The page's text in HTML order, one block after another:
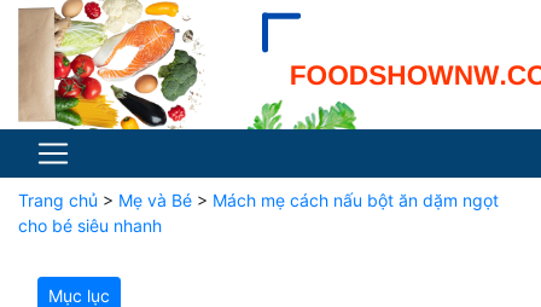
Trang chủ > Mẹ và Bé > Mách mẹ cách nấu bột ăn dặm ngọt
cho bé siêu nhanh
Mục lục